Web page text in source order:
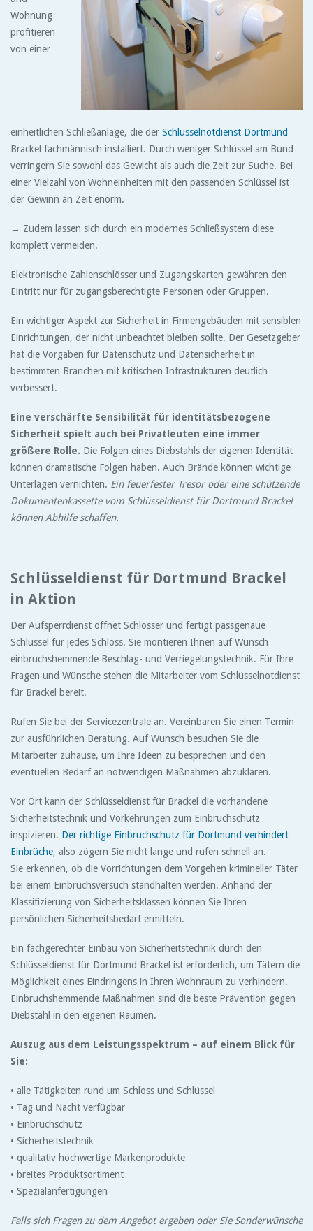
Wohnung
profitieren
von einer
einheitlichen Schließanlage, die der Schlüsselnotdienst Dortmund
Brackel fachmännisch installiert. Durch weniger Schlüssel am Bund
verringern Sie sowohl das Gewicht als auch die Zeit zur Suche. Bei
einer Vielzahl von Wohneinheiten mit den passenden Schlüssel ist
der Gewinn an Zeit enorm.
→ Zudem lassen sich durch ein modernes Schließsystem diese
komplett vermeiden.
Elektronische Zahlenschlösser und Zugangskarten gewähren den
Eintritt nur für zugangsberechtigte Personen oder Gruppen.
Ein wichtiger Aspekt zur Sicherheit in Firmengebäuden mit sensiblen
Einrichtungen, der nicht unbeachtet bleiben sollte. Der Gesetzgeber
hat die Vorgaben für Datenschutz und Datensicherheit in
bestimmten Branchen mit kritischen Infrastrukturen deutlich
verbessert.
Eine verschärfte Sensibilität für identitätsbezogene
Sicherheit spielt auch bei Privatleuten eine immer
größere Rolle. Die Folgen eines Diebstahls der eigenen Identität
können dramatische Folgen haben. Auch Brände können wichtige
Unterlagen vernichten. Ein feuerfester Tresor oder eine schützende
Dokumentenkassette vom Schlüsseldienst für Dortmund Brackel
können Abhilfe schaffen.
Schlüsseldienst für Dortmund Brackel
in Aktion
Der Aufsperrdienst öffnet Schlösser und fertigt passgenaue
Schlüssel für jedes Schloss. Sie montieren Ihnen auf Wunsch
einbruchshemmende Beschlag- und Verriegelungstechnik. Für Ihre
Fragen und Wünsche stehen die Mitarbeiter vom Schlüsselnotdienst
für Brackel bereit.
Rufen Sie bei der Servicezentrale an. Vereinbaren Sie einen Termin
zur ausführlichen Beratung. Auf Wunsch besuchen Sie die
Mitarbeiter zuhause, um Ihre Ideen zu besprechen und den
eventuellen Bedarf an notwendigen Maßnahmen abzuklären.
Vor Ort kann der Schlüsseldienst für Brackel die vorhandene
Sicherheitstechnik und Vorkehrungen zum Einbruchschutz
inspizieren. Der richtige Einbruchschutz für Dortmund verhindert
Einbrüche, also zögern Sie nicht lange und rufen schnell an.
Sie erkennen, ob die Vorrichtungen dem Vorgehen krimineller Täter
bei einem Einbruchsversuch standhalten werden. Anhand der
Klassifizierung von Sicherheitsklassen können Sie Ihren
persönlichen Sicherheitsbedarf ermitteln.
Ein fachgerechter Einbau von Sicherheitstechnik durch den
Schlüsseldienst für Dortmund Brackel ist erforderlich, um Tätern die
Möglichkeit eines Eindringens in Ihren Wohnraum zu verhindern.
Einbruchshemmende Maßnahmen sind die beste Prävention gegen
Diebstahl in den eigenen Räumen.
Auszug aus dem Leistungsspektrum – auf einem Blick für
Sie:
• alle Tätigkeiten rund um Schloss und Schlüssel
• Tag und Nacht verfügbar
• Einbruchschutz
• Sicherheitstechnik
• qualitativ hochwertige Markenprodukte
• breites Produktsortiment
• Spezialanfertigungen
Falls sich Fragen zu dem Angebot ergeben oder Sie Sonderwünsche